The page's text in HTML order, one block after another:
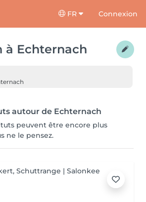
FR Connexion
à Echternach
autour de Echternach
peuvent être encore plus
ne le pensez.